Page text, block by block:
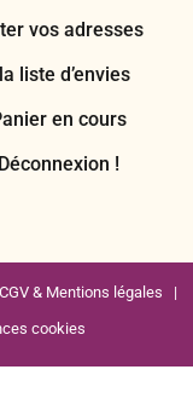
vos adresses
liste d’envies
en cours
Déconnexion !
CGV & Mentions légales |
cookies